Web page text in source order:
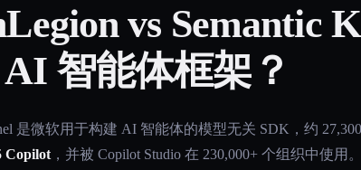
vs Semantic
智能体框架？
是微软用于构建 AI 智能体的模型无关 SDK，约
Copilot ，并被 Copilot Studio 在 230,000+ 个组织中使